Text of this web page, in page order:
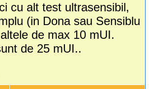
cu alt test ultrasensibil,
(in Dona sau Sensiblu
de max 10 mUI.
de 25 mUI..